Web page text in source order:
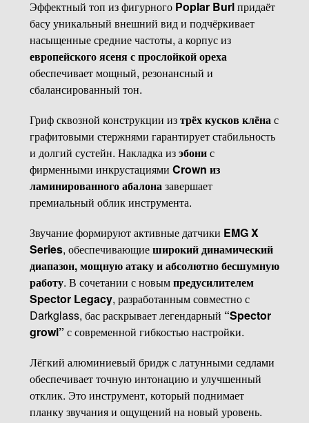
Эффектный топ из фигурного Poplar Burlпридаёт
басу уникальный внешний вид и подчёркивает
насыщенные средние частоты, а корпус из
европейского ясеня с прослойкой ореха
обеспечивает мощный, резонансный и
сбалансированный тон.
Гриф сквозной конструкции изтрёх кусков клёнас
графитовыми стержнями гарантирует стабильность
и долгий сустейн. Накладка изэбонис
фирменными инкрустациями Crown из
ламинированного абалоназавершает
премиальный облик инструмента.
Звучание формируют активные датчики EMG X
Series, обеспечивающиеширокий динамический
диапазон, мощную атаку и абсолютно бесшумную
работу. В сочетании с новымпредусилителем
Spector Legacy, разработанным совместно с
Darkglass, бас раскрывает легендарный “Spector
growl” с современной гибкостью настройки.
Лёгкий алюминиевый бридж с латунными седлами
обеспечивает точную интонацию и улучшенный
отклик. Это инструмент, который поднимает
планку звучания и ощущений на новый уровень.